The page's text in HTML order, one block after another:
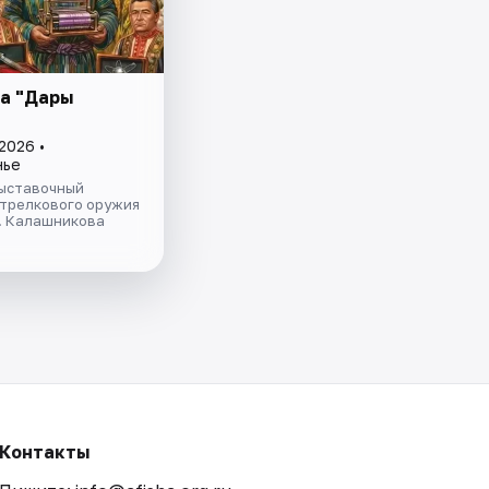
"Дары
•
оружия
Калашникова
Контакты